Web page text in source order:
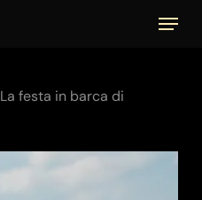
Menu
La festa in barca di